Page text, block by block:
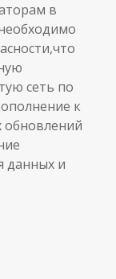
в
сеть по
к
обновлений
данных и